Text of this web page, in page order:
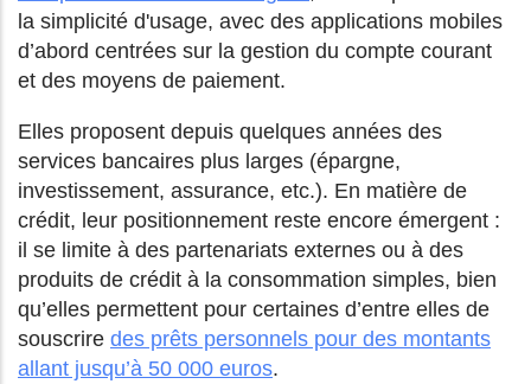
la simplicité d'usage, avec des applications mobiles
d’abord centrées sur la gestion du compte courant
et des moyens de paiement.
Elles proposent depuis quelques années des
services bancaires plus larges (épargne,
investissement, assurance, etc.). En matière de
crédit, leur positionnement reste encore émergent :
il se limite à des partenariats externes ou à des
produits de crédit à la consommation simples, bien
qu’elles permettent pour certaines d’entre elles de
souscrire des prêts personnels pour des montants
allant jusqu’à 50 000 euros.